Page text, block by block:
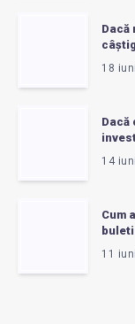
Dacă
18
14
Cum
11